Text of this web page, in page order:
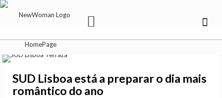
SUD Lisboa está a preparar o dia mais
romântico do ano